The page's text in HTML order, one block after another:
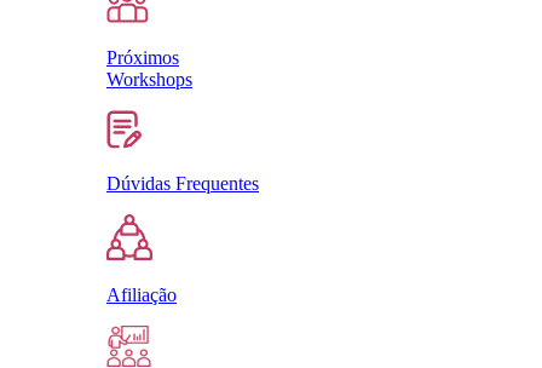
Próximos
Workshops
Dúvidas Frequentes
Afiliação